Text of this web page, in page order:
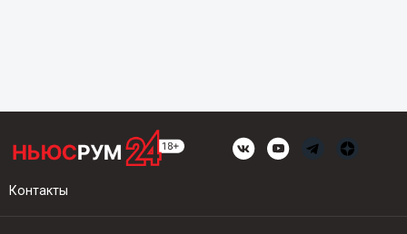
Контакты